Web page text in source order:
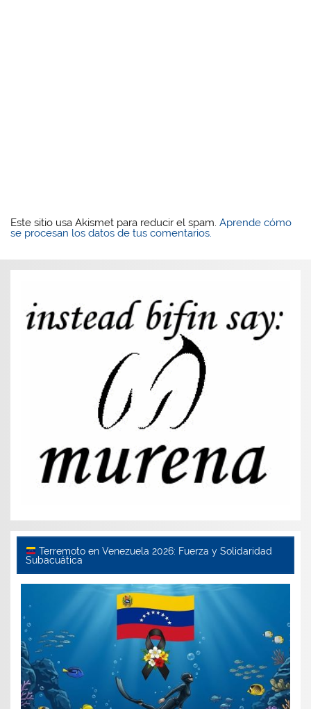
Este sitio usa Akismet para reducir el spam.Aprende cómo
se procesan los datos de tus comentarios.
Terremoto en Venezuela 2026: Fuerza y Solidaridad
Subacuática